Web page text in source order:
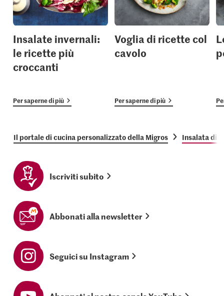
Insalate invernali:
le ricette più
croccanti
Per saperne di più
Voglia di ricette col
cavolo
Per saperne di più
Il portale di cucina personalizzato della Migros Insalata di
Iscriviti subito
Abbonati alla newsletter
Seguici su Instagram